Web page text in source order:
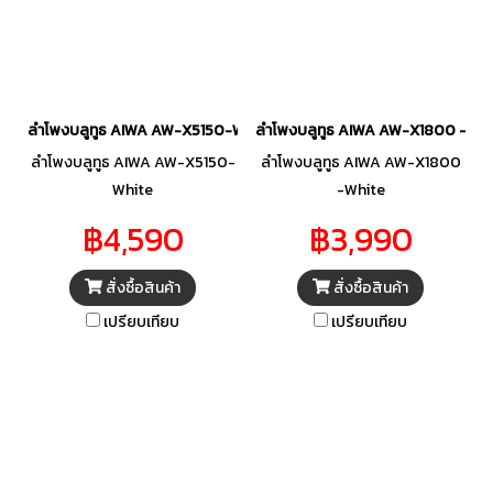
ลำโพงบลูทูธ AIWA AW-X5150-White
ลำโพงบลูทูธ AIWA AW-X5150-
White
฿4,590
สั่งซื้อสินค้า
เปรียบเทียบ
ลำโพงบลูทูธ AIWA AW-X1800 -
ลำโพงบลูทูธ AIWA AW-X1800
-White
฿3,990
สั่งซื้อสินค้า
เปรียบเทียบ